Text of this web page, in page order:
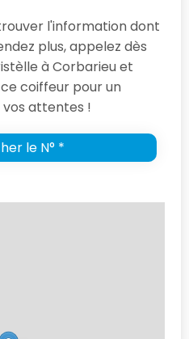
l'information dont
plus, appelez dès
à Corbarieu et
coiffeur pour un
attentes !
le N° *